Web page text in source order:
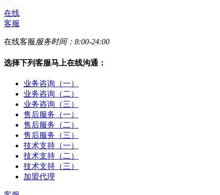
在线
客服
在线客服服务时间：8:00-24:00
选择下列客服马上在线沟通：
业务咨询（一）
业务咨询（二）
业务咨询（三）
售后服务（一）
售后服务（二）
售后服务（三）
技术支持（一）
技术支持（二）
技术支持（三）
加盟代理